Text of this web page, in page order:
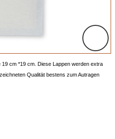
cm *19 cm. Diese Lappen werden extra
Qualität bestens zum Autragen